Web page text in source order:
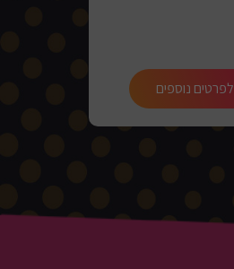
לפרטים נוספים